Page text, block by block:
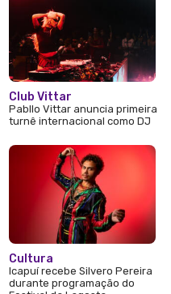
Club Vittar
Pabllo Vittar anuncia primeira
turnê internacional como DJ
Cultura
Icapuí recebe Silvero Pereira
durante programação do